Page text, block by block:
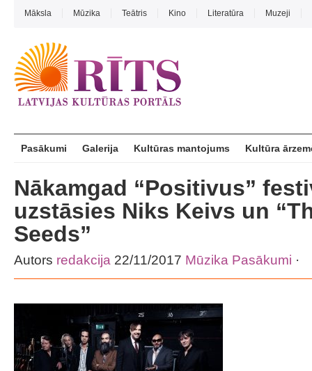
Māksla Mūzika Teātris Kino Literatūra Muzeji
Pasākumi Galerija Kultūras mantojums Kultūra
Nākamgad “Positivus”
uzstāsies Niks Keivs un
Seeds”
Autors redakcija 22/11/2017 Mūzika Pasākumi ·